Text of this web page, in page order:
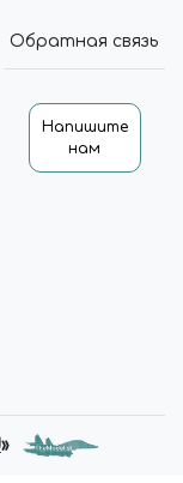
Обратная связь
Напишите
нам
»